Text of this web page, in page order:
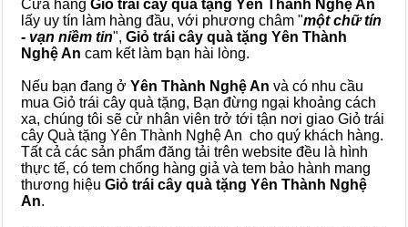
Cửa hàng Giỏ trái cây quà tặng Yên Thành Nghệ An
lấy uy tín làm hàng đầu, với phương châm "một chữ tín
- vạn niềm tin", Giỏ trái cây quà tặng Yên Thành
Nghệ An cam kết làm bạn hài lòng.
Nếu bạn đang ở Yên Thành Nghệ An và có nhu cầu
mua Giỏ trái cây quà tặng, Bạn đừng ngại khoảng cách
xa, chúng tôi sẽ cử nhân viên trở tới tận nơi giao Giỏ trái
cây Quà tặng Yên Thành Nghệ An cho quý khách hàng.
Tất cả các sản phẩm đăng tải trên website đều là hình
thực tế, có tem chống hàng giả và tem bảo hành mang
thương hiệu Giỏ trái cây quà tặng Yên Thành Nghệ
An.